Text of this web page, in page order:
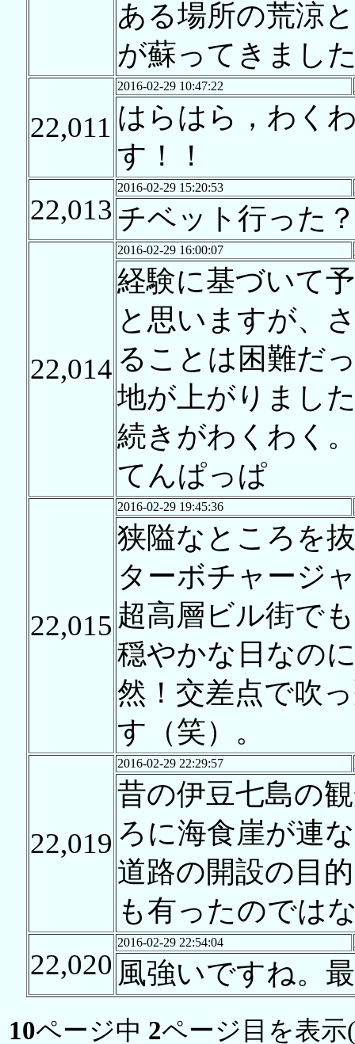
ある場所の荒涼
が蘇ってきまし
22,011
2016-02-29 10:47:22
はらはら，わく
す！！
22,013
2016-02-29 15:20:53
チベット行った
22,014
2016-02-29 16:00:07
経験に基づいて
と思いますが、
ることは困難だ
地が上がりまし
続きがわくわく
てんぱっぱ
22,015
2016-02-29 19:45:36
狭隘なところを
ターボチャージ
超高層ビル街で
穏やかな日なの
然！交差点で吹
す（笑）。
22,019
2016-02-29 22:29:57
昔の伊豆七島の
ろに海食崖が連
道路の開設の目
も有ったのでは
22,020
2016-02-29 22:54:04
風強いですね。
10ページ中 2ページ目を表示